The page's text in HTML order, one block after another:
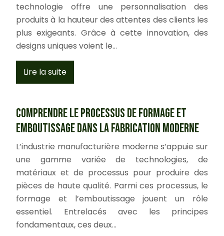
technologie offre une personnalisation des
produits à la hauteur des attentes des clients les
plus exigeants. Grâce à cette innovation, des
designs uniques voient le…
Lire la suite
Comprendre le processus de formage et
emboutissage dans la fabrication moderne
L’industrie manufacturière moderne s’appuie sur
une gamme variée de technologies, de
matériaux et de processus pour produire des
pièces de haute qualité. Parmi ces processus, le
formage et l’emboutissage jouent un rôle
essentiel. Entrelacés avec les principes
fondamentaux, ces deux…